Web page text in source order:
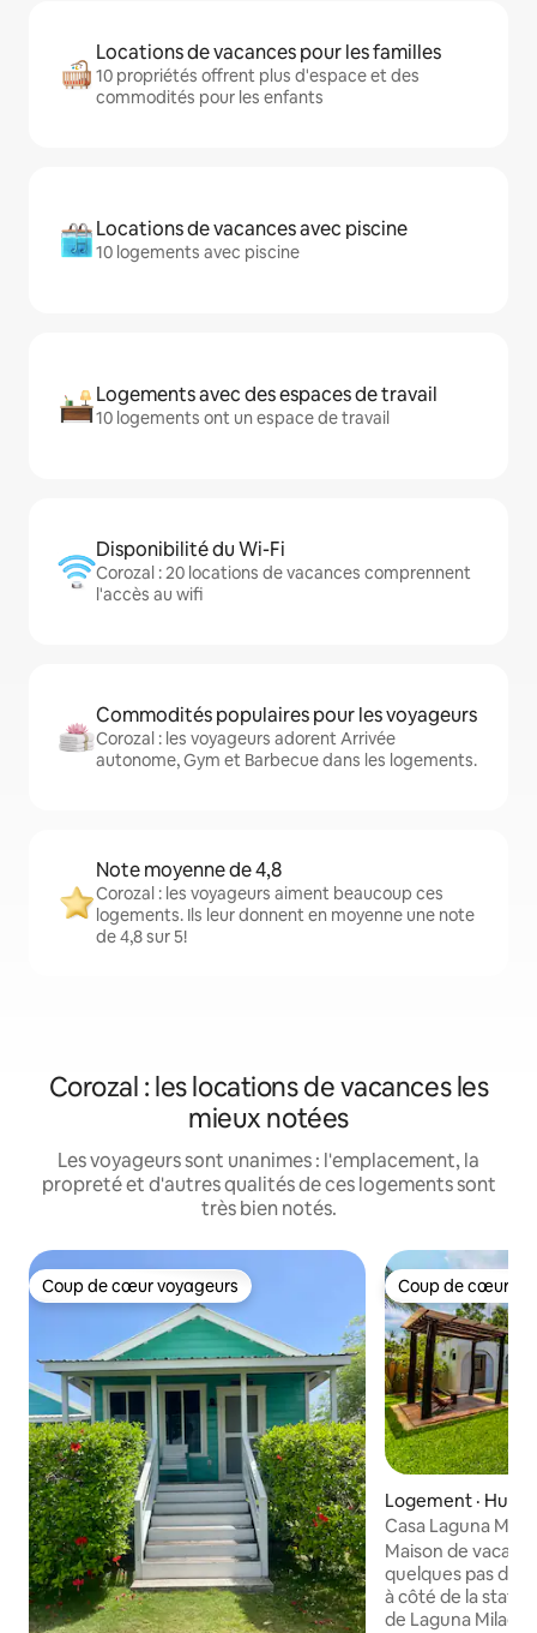
Locations de vacances pour les familles
10 propriétés offrent plus d'espace et des
commodités pour les enfants
Locations de vacances avec piscine
10 logements avec piscine
Logements avec des espaces de travail
10 logements ont un espace de travail
Disponibilité du Wi-Fi
Corozal : 20 locations de vacances comprennent
l'accès au wifi
Commodités populaires pour les voyageurs
Corozal : les voyageurs adorent Arrivée
autonome, Gym et Barbecue dans les logements.
Note moyenne de 4,8
Corozal : les voyageurs aiment beaucoup ces
logements. Ils leur donnent en moyenne une note
de 4,8 sur 5!
Corozal : les locations de vacances les
mieux notées
Les voyageurs sont unanimes : l'emplacement, la
propreté et d'autres qualités de ces logements sont
très bien notés.
Coup de cœur voyageurs
Coup de cœur voyageurs Coup de cœur
Coup de cœur
Logement ·
Casa Laguna
Bacalar
Maison de
quelques pas de
à côté de la
de Laguna